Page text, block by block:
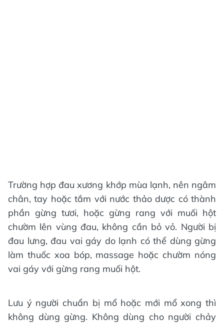
Trường hợp đau xương khớp mùa lạnh, nên ngâm
chân, tay hoặc tắm với nước thảo dược có thành
phần gừng tươi, hoặc gừng rang với muối hột
chườm lên vùng đau, không cần bỏ vỏ. Người bị
đau lưng, đau vai gáy do lạnh có thể dùng gừng
làm thuốc xoa bóp, massage hoặc chườm nóng
vai gáy với gừng rang muối hột.
Lưu ý người chuẩn bị mổ hoặc mới mổ xong thì
không dùng gừng. Không dùng cho người chảy